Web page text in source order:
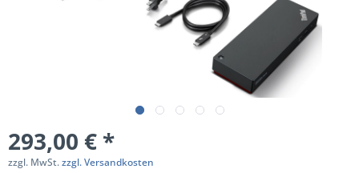
293,00 € *
zzgl. MwSt.zzgl. Versandkosten